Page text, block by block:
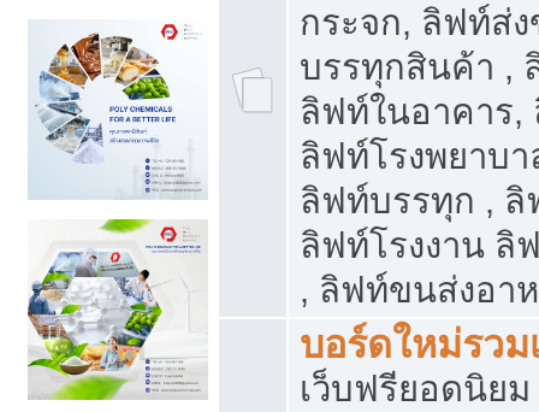
กระจก, ลิฟท์ส่
บรรทุกสินค้า ,
ลิฟท์ในอาคาร,
ลิฟท์โรงพยาบ
ลิฟท์บรรทุก ,
ลิฟท์โรงงาน ลิ
, ลิฟท์ขนส่งอา
บอร์ดใหม่รว
เว็บฟรียอดนิย